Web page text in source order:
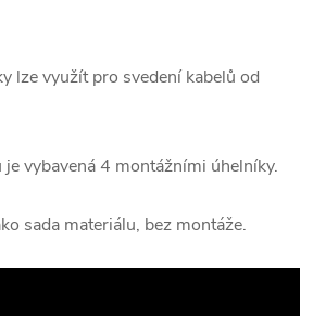
lze využít pro svedení kabelů od
vybavená 4 montážními úhelníky.
sada materiálu, bez montáže.